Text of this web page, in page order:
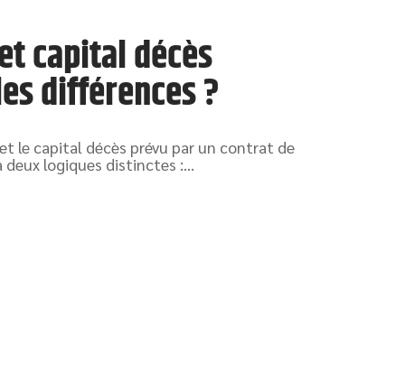
capital décès
différences ?
le capital décès prévu par un contrat de
deux logiques distinctes :…